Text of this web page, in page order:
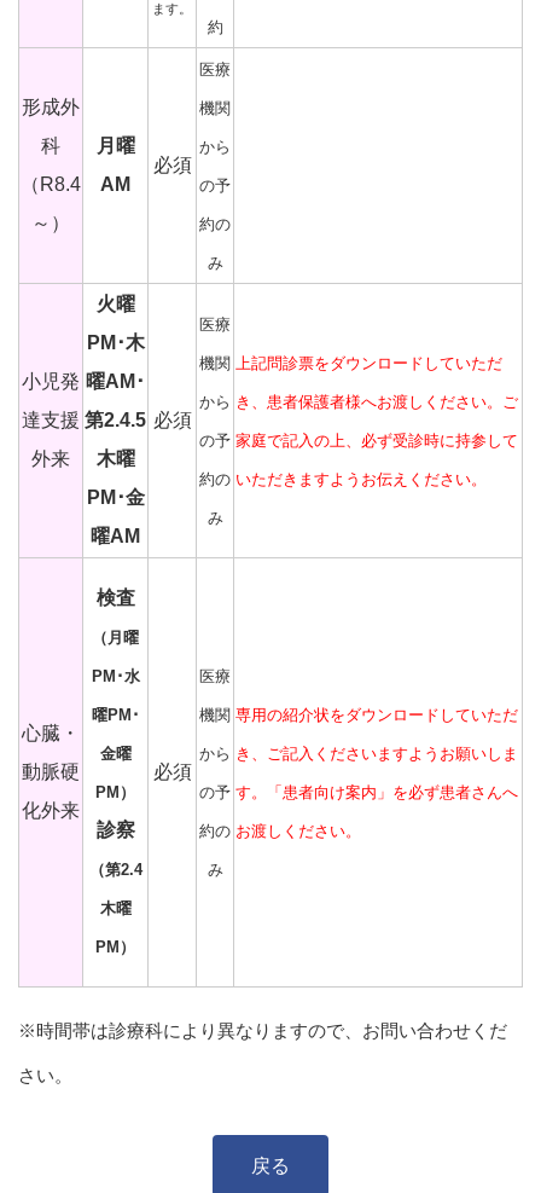
ます。
約
形成外
科
（R8.4
～）
月曜
AM
必須
医療
機関
から
の予
約の
み
小児発
達支援
外来
火曜
PM･木
曜AM･
第2.4.5
木曜
PM･金
曜AM
必須
医療
機関
から
の予
約の
み
上記問診票をダウンロードしていただ
き、患者保護者様へお渡しください。ご
家庭で記入の上、必ず受診時に持参して
いただきますようお伝えください。
心臓・
動脈硬
化外来
検査
（月曜
PM･水
曜PM･
金曜
PM）
診察
（第2.4
木曜
PM）
必須
医療
機関
から
の予
約の
み
専用の紹介状をダウンロードしていただ
き、ご記入くださいますようお願いしま
す。「患者向け案内」を必ず患者さんへ
お渡しください。
※時間帯は診療科により異なりますので、お問い合わせくだ
さい。
戻る